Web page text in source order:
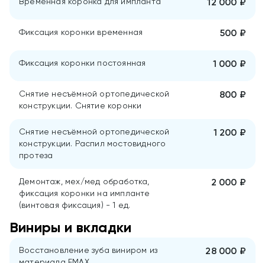
Временная коронка для импланта 12 000 ₽
Фиксация коронки временная 500 ₽
Фиксация коронки постоянная 1 000 ₽
Снятие несъёмной ортопедической
конструкции. Снятие коронки
800 ₽
Снятие несъёмной ортопедической
конструкции. Распил мостовидного
протеза
1 200 ₽
Демонтаж, мех/мед обработка,
фиксация коронки на импланте
(винтовая фиксация) - 1 ед.
2 000 ₽
Виниры и вкладки
Восстановление зуба виниром из
28 000 ₽